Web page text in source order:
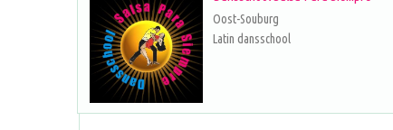
Oost-Souburg
Latin dansschool